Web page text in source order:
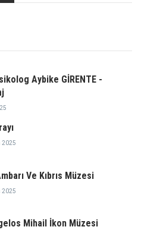
Aybike GİRENTE -
2025
Ve Kıbrıs Müzesi
2025
Mihail İkon Müzesi